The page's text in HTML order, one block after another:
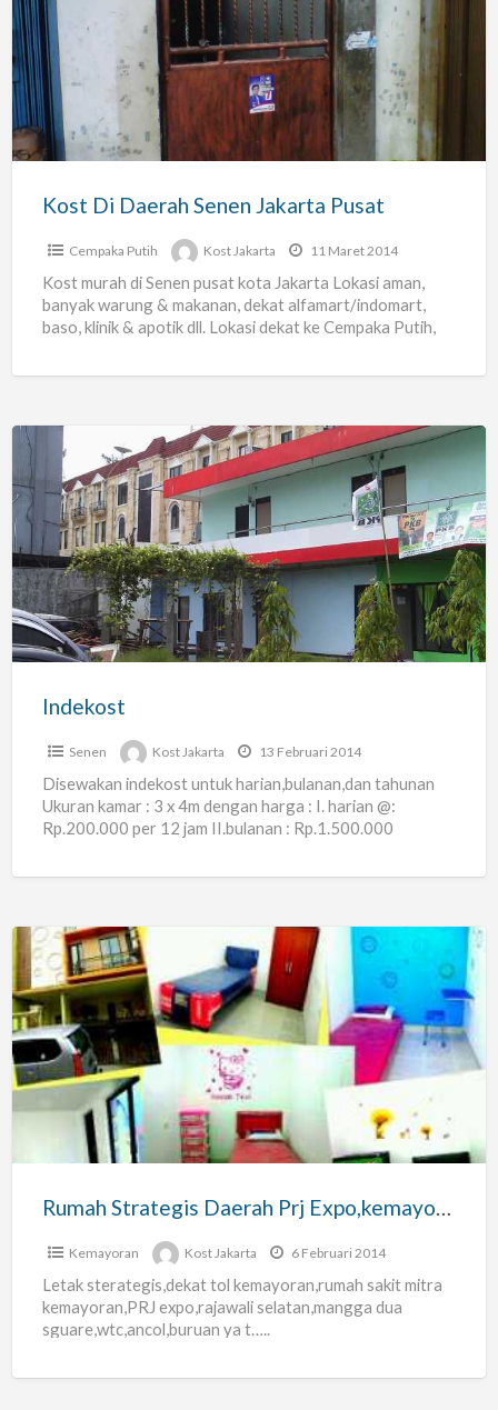
Di
Daerah
Senen
Jakarta
Pusat
Kost Di Daerah Senen Jakarta Pusat
Cempaka Putih Kost Jakarta 11 Maret 2014
Kost murah di Senen pusat kota Jakarta Lokasi aman,
banyak warung & makanan, dekat alfamart/indomart,
baso, klinik & apotik dll. Lokasi dekat ke Cempaka Putih,
Indekost
Indekost
Senen Kost Jakarta 13 Februari 2014
Disewakan indekost untuk harian,bulanan,dan tahunan
Ukuran kamar : 3 x 4m dengan harga : I. harian @:
Rp.200.000 per 12 jam II.bulanan : Rp.1.500.000
Rumah
Strategis
Daerah
Prj
Expo,kemayoran,rajawali
Rumah Strategis Daerah Prj Expo,kemayoran,rajawali
Kemayoran Kost Jakarta 6 Februari 2014
Letak sterategis,dekat tol kemayoran,rumah sakit mitra
kemayoran,PRJ expo,rajawali selatan,mangga dua
sguare,wtc,ancol,buruan ya t…..